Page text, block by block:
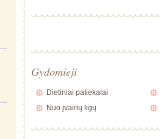
Gydomieji
Dietiniai patiekalai
Nuo įvairių ligų